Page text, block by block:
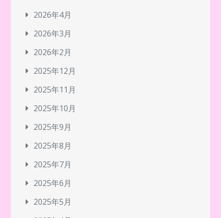
2026年4月
2026年3月
2026年2月
2025年12月
2025年11月
2025年10月
2025年9月
2025年8月
2025年7月
2025年6月
2025年5月